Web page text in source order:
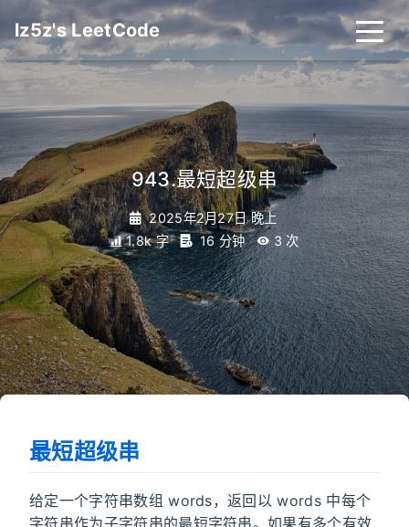
lz5z's LeetCode
943.最短超级串
2025年2月27日 晚上
1.8k 字
16 分钟 3 次
最短超级串
给定一个字符串数组 words，返回以 words 中每个